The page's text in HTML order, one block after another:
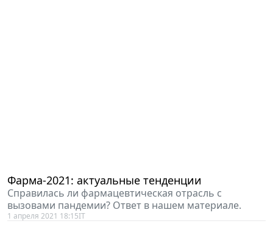
Фарма-2021: актуальные тенденции
Справилась ли фармацевтическая отрасль с
вызовами пандемии? Ответ в нашем материале.
1 апреля 2021 18:15IT